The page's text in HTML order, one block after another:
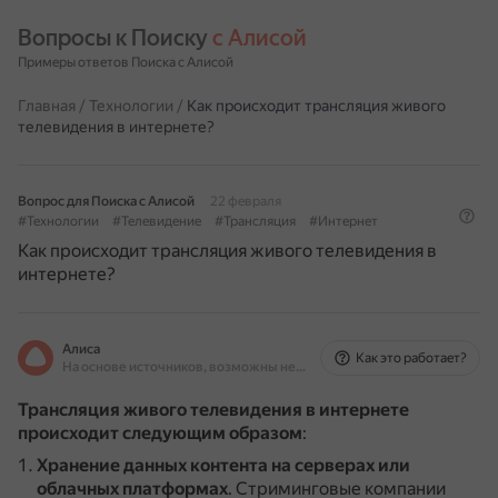
Вопросы к Поиску с Алисой
Примеры ответов Поиска с Алисой
Главная / Технологии / Как происходит трансляция живого
телевидения в интернете?
Вопрос для Поиска с Алисой
22 февраля
#Технологии
#Телевидение #Трансляция #Интернет
Как происходит трансляция живого телевидения в
интернете?
Алиса
На основе источников, возможны неточности
Как это работает?
Трансляция живого телевидения в интернете
происходит следующим образом:
Хранение данных контента на серверах или
облачных платформах. Стриминговые компании